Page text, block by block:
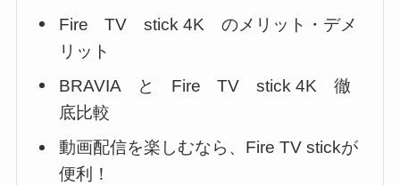
Fire TV stick 4K のメリット・デメ
リット
BRAVIA と Fire TV stick 4K 徹
底比較
動画配信を楽しむなら、Fire TV stickが
便利！